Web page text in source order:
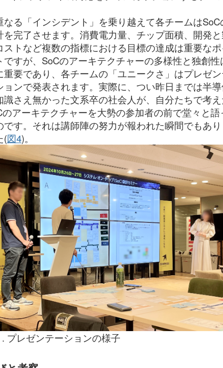
なる「インシデント」を乗り越えて各チームはSoC
を完了させます。消費電力量、チップ面積、開発
ストなど複数の指標における目標の達成は重要な
ですが、SoCのアーキテクチャーの多様性と独創性
重要であり、各チームの「ユニークさ」はプレゼ
ョンで発表されます。実際に、つい昨日までは半
識さえ無かった文系卒の社会人が、自分たちで考
のアーキテクチャーを大勢の参加者の前で堂々と語
です。それは講師陣の努力が報われた瞬間でもあ
(図4)。
プレゼンテーションの様子